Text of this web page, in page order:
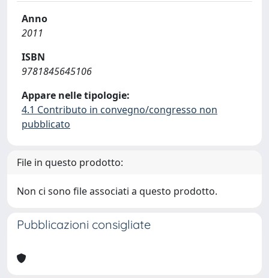
Anno
2011
ISBN
9781845645106
Appare nelle tipologie:
4.1 Contributo in convegno/congresso non
pubblicato
File in questo prodotto:
Non ci sono file associati a questo prodotto.
Pubblicazioni consigliate